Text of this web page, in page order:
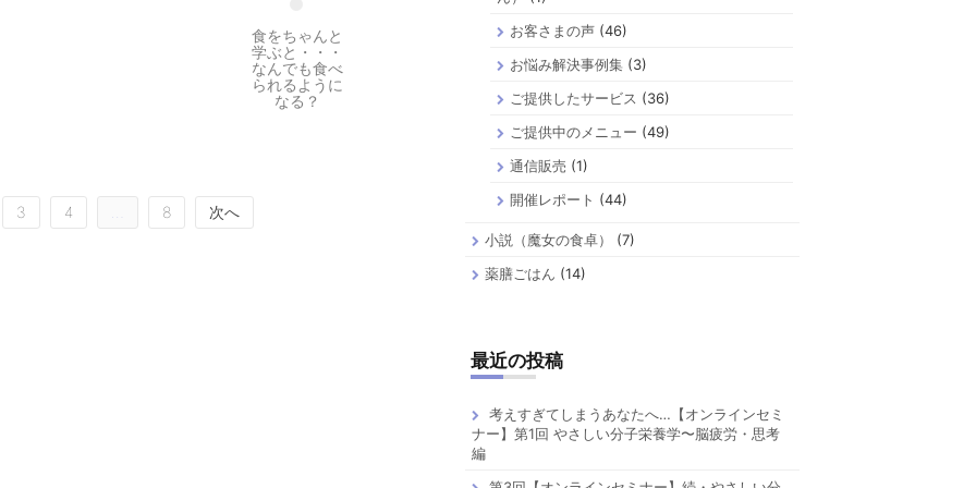
食をちゃんと
学ぶと・・・
なんでも食べ
られるように
なる？
3 4 8 次へ
お客さまの声(46)
お悩み解決事例集 (3)
ご提供したサービス (36)
ご提供中のメニュー (49)
通信販売 (1)
開催レポート (44)
小説（魔女の食卓）
(7)
薬膳ごはん (14)
最近の投稿
考えすぎてしまうあなたへ…【オンラインセミ
ナー】第1回 やさしい分子栄養学〜脳疲労・思考
編